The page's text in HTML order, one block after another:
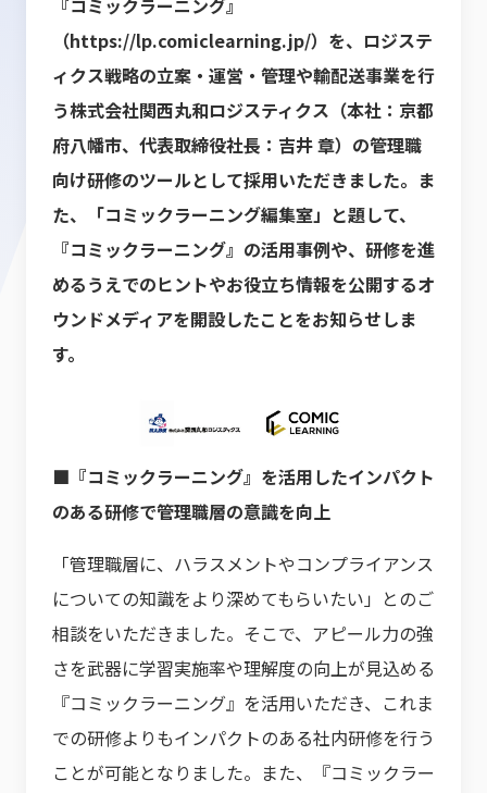
『コミックラーニング』
（https://lp.comiclearning.jp/）を、ロジステ
ィクス戦略の立案・運営・管理や輸配送事業を行
う株式会社関西丸和ロジスティクス（本社：京都
府八幡市、代表取締役社長：吉井 章）の管理職
向け研修のツールとして採用いただきました。ま
た、「コミックラーニング編集室」と題して、
『コミックラーニング』の活用事例や、研修を進
めるうえでのヒントやお役立ち情報を公開するオ
ウンドメディアを開設したことをお知らせしま
す。
■『コミックラーニング』を活用したインパクト
のある研修で管理職層の意識を向上
「管理職層に、ハラスメントやコンプライアンス
についての知識をより深めてもらいたい」とのご
相談をいただきました。そこで、アピール力の強
さを武器に学習実施率や理解度の向上が見込める
『コミックラーニング』を活用いただき、これま
での研修よりもインパクトのある社内研修を行う
ことが可能となりました。また、『コミックラー